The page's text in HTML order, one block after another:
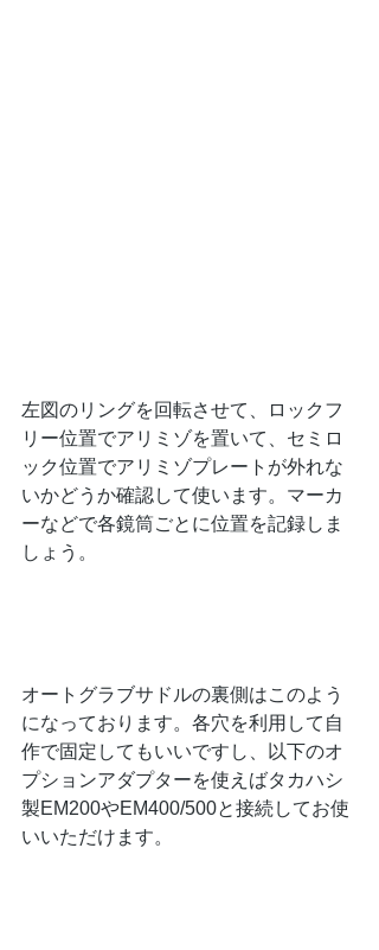
左図のリングを回転させて、ロックフ
リー位置でアリミゾを置いて、セミロ
ック位置でアリミゾプレートが外れな
いかどうか確認して使います。マーカ
ーなどで各鏡筒ごとに位置を記録しま
しょう。
オートグラブサドルの裏側はこのよう
になっております。各穴を利用して自
作で固定してもいいですし、以下のオ
プションアダプターを使えばタカハシ
製EM200やEM400/500と接続してお使
いいただけます。